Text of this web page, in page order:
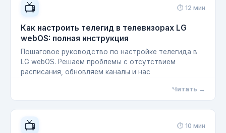
📺 ⏱ 12 мин
Как настроить телегид в телевизорах LG
webOS: полная инструкция
Пошаговое руководство по настройке телегида в
LG webOS. Решаем проблемы с отсутствием
расписания, обновляем каналы и нас
Читать →
📺 ⏱ 10 мин